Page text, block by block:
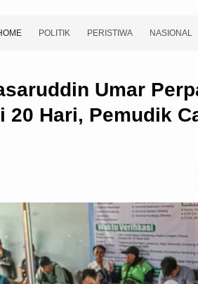
POLITIK PERISTIWA NASIONAL
Umar
20 Hari, Pemudik